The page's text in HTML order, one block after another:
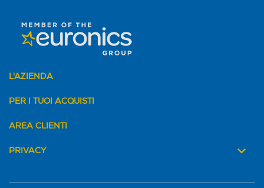
L'AZIENDA
PER I TUOI ACQUISTI
AREA CLIENTI
PRIVACY